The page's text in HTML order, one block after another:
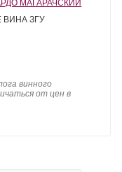
МАГАРАЧСКИЙ
ВИНА ЗГУ
винного
от цен в